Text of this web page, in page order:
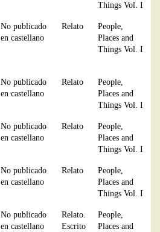
Things Vol. I
No publicado
en castellano
Relato
People,
Places and
Things Vol. I
No publicado
en castellano
Relato
People,
Places and
Things Vol. I
No publicado
en castellano
Relato
People,
Places and
Things Vol. I
No publicado
en castellano
Relato
People,
Places and
Things Vol. I
No publicado
en castellano
Relato.
Escrito
People,
Places and